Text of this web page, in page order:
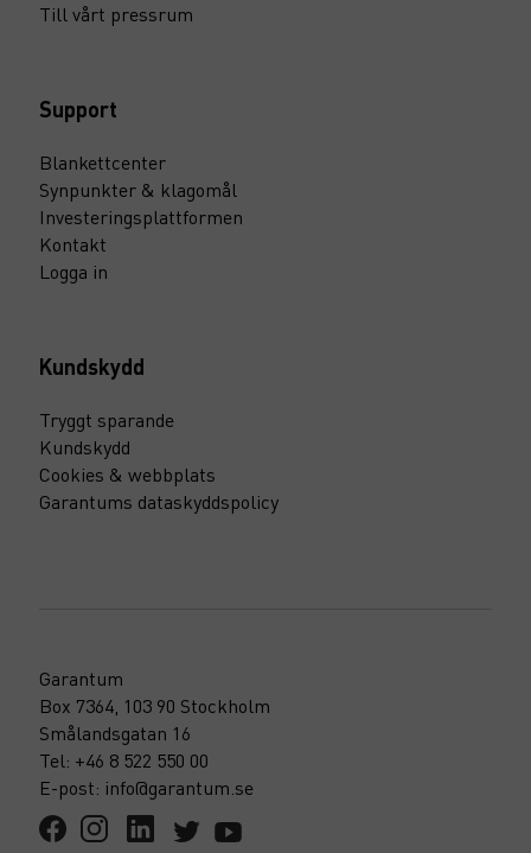
Till vårt pressrum
Support
Blankettcenter
Synpunkter & klagomål
Investeringsplattformen
Kontakt
Logga in
Kundskydd
Tryggt sparande
Kundskydd
Cookies & webbplats
Garantums dataskyddspolicy
Garantum
Box 7364, 103 90 Stockholm
Smålandsgatan 16
Tel: +46 8 522 550 00
E-post: info@garantum.se